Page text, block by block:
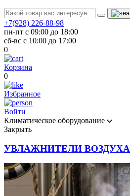
+7(928) 226-88-98
пн-пт с 09:00 до 18:00
сб-вс с 10:00 до 17:00
0
Корзина
0
Избранное
Войти
Климатическое оборудование
Закрыть
УВЛАЖНИТЕЛИ ВОЗДУХА